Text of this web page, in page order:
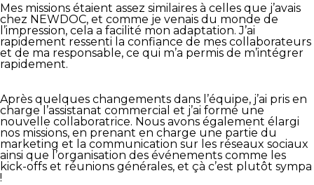
Mes missions étaient assez similaires à celles que j’avais
chez NEWDOC, et comme je venais du monde de
l’impression, cela a facilité mon adaptation. J’ai
rapidement ressenti la confiance de mes collaborateurs
et de ma responsable, ce qui m’a permis de m’intégrer
rapidement.
Après quelques changements dans l’équipe, j’ai pris en
charge l’assistanat commercial et j’ai formé une
nouvelle collaboratrice. Nous avons également élargi
nos missions, en prenant en charge une partie du
marketing et la communication sur les réseaux sociaux
ainsi que l’organisation des événements comme les
kick-offs et réunions générales, et çà c’est plutôt sympa
!